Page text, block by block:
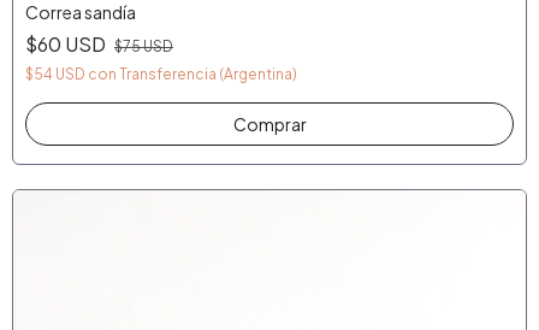
Correa sandía
$60 USD $75 USD
$54 USD con Transferencia (Argentina)